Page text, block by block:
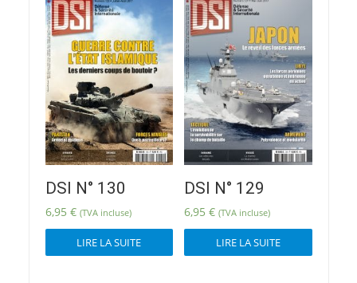
DSI N° 130
6,95 € (TVA incluse)
LIRE LA SUITE
DSI N° 129
6,95 € (TVA incluse)
LIRE LA SUITE